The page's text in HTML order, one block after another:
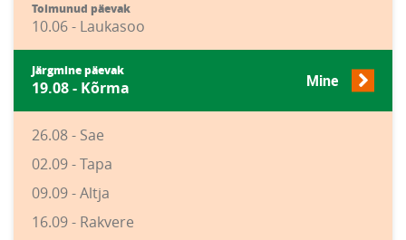
Toimunud päevak
10.06 - Laukasoo
Järgmine päevak
19.08 - Kõrma Mine
26.08 - Sae
02.09 - Tapa
09.09 - Altja
16.09 - Rakvere